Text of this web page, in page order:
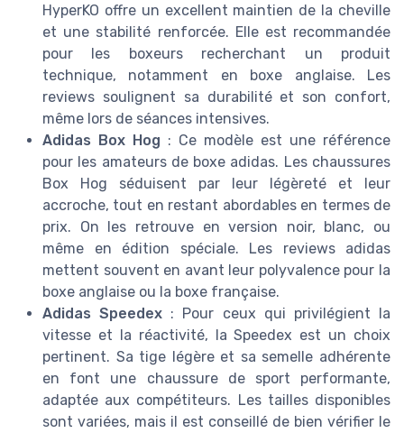
HyperKO offre un excellent maintien de la cheville
et une stabilité renforcée. Elle est recommandée
pour les boxeurs recherchant un produit
technique, notamment en boxe anglaise. Les
reviews soulignent sa durabilité et son confort,
même lors de séances intensives.
Adidas Box Hog : Ce modèle est une référence
pour les amateurs de boxe adidas. Les chaussures
Box Hog séduisent par leur légèreté et leur
accroche, tout en restant abordables en termes de
prix. On les retrouve en version noir, blanc, ou
même en édition spéciale. Les reviews adidas
mettent souvent en avant leur polyvalence pour la
boxe anglaise ou la boxe française.
Adidas Speedex : Pour ceux qui privilégient la
vitesse et la réactivité, la Speedex est un choix
pertinent. Sa tige légère et sa semelle adhérente
en font une chaussure de sport performante,
adaptée aux compétiteurs. Les tailles disponibles
sont variées, mais il est conseillé de bien vérifier le